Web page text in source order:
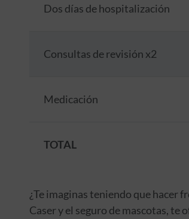
Dos días de hospitalización
Consultas de revisión x2
Medicación
TOTAL
¿Te imaginas teniendo que hacer
Caser y el seguro de mascotas, te